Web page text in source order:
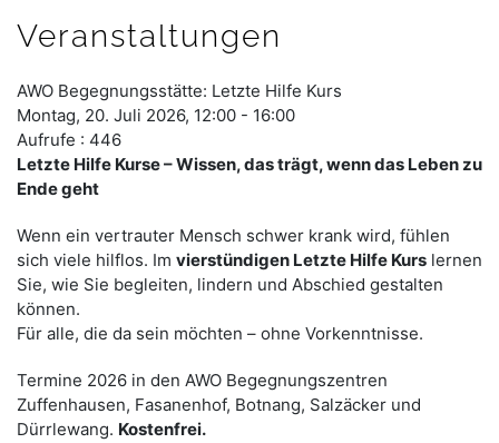
Veranstaltungen
AWO Begegnungsstätte: Letzte Hilfe Kurs
Montag, 20. Juli 2026, 12:00 - 16:00
Aufrufe : 446
Letzte Hilfe Kurse – Wissen, das trägt, wenn das Leben zu
Ende geht
Wenn ein vertrauter Mensch schwer krank wird, fühlen
sich viele hilflos. Im vierstündigen Letzte Hilfe Kurs lernen
Sie, wie Sie begleiten, lindern und Abschied gestalten
können.
Für alle, die da sein möchten – ohne Vorkenntnisse.
Termine 2026 in den AWO Begegnungszentren
Zuffenhausen, Fasanenhof, Botnang, Salzäcker und
Dürrlewang. Kostenfrei.